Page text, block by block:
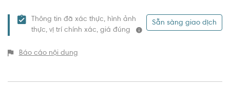
Thông tin đã xác thực, hình ảnh
thực, vị trí chính xác, giá đúng
Sẵn sàng giao dịch
Báo cáo nội dung